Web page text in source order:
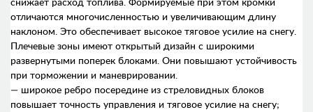
снижает расход топлива. Формируемые при этом кромки
отличаются многочисленностью и увеличивающим длину
наклоном. Это обеспечивает высокое тяговое усилие на снегу.
Плечевые зоны имеют открытый дизайн с широкими
развернутыми поперек блоками. Они повышают устойчивость
при торможении и маневрировании.
— широкое ребро посередине из стреловидных блоков
повышает точность управления и тяговое усилие на снегу;